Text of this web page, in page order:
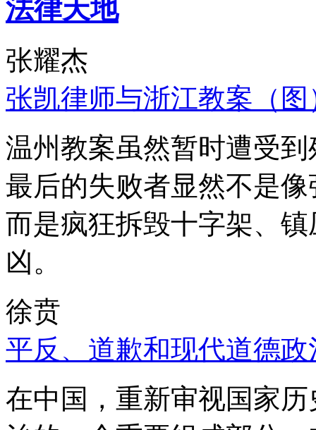
法律天地
张耀杰
张凯律师与浙江教案（图
温州教案虽然暂时遭受
最后的失败者显然不是
而是疯狂拆毁十字架、
凶。
徐贲
平反、道歉和现代道德政
在中国，重新审视国家